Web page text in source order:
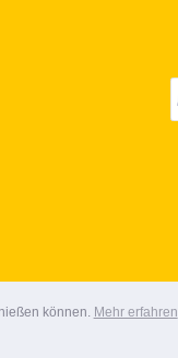
können. Mehr erfahren